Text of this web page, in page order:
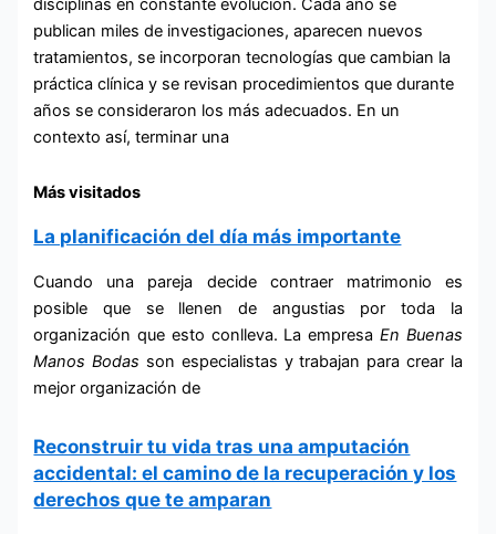
disciplinas en constante evolución. Cada año se
publican miles de investigaciones, aparecen nuevos
tratamientos, se incorporan tecnologías que cambian la
práctica clínica y se revisan procedimientos que durante
años se consideraron los más adecuados. En un
contexto así, terminar una
Más visitados
La planificación del día más importante
Cuando una pareja decide contraer matrimonio es
posible que se llenen de angustias por toda la
organización que esto conlleva. La empresa En Buenas
Manos Bodas son especialistas y trabajan para crear la
mejor organización de
Reconstruir tu vida tras una amputación
accidental: el camino de la recuperación y los
derechos que te amparan